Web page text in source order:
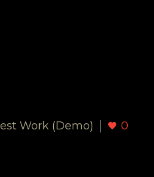
Work (Demo) 0